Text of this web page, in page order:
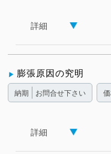
詳細
膨張原因の究明
納期 お問合せ下さい
詳細